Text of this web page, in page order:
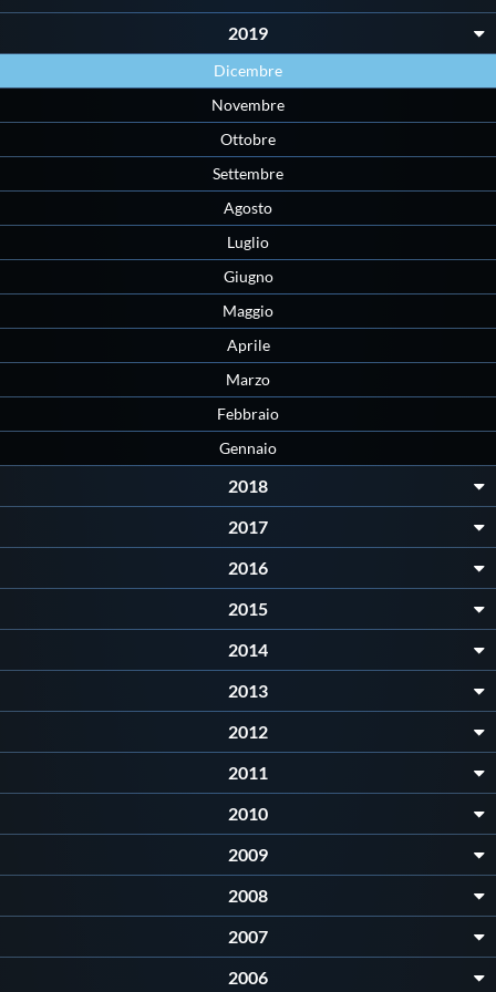
Mappa del sito
2019
Dicembre
Novembre
Ottobre
Settembre
Agosto
Luglio
Giugno
Maggio
Aprile
Marzo
Febbraio
Gennaio
2018
2017
2016
2015
2014
2013
2012
2011
2010
2009
2008
2007
2006